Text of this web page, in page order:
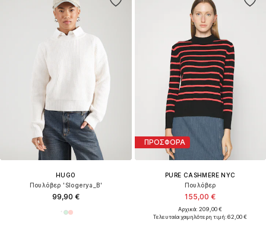
HUGO
Πουλόβερ 'Slogerya_B'
99,90 €
ΠΡΟΣΦΟΡΑ
PURE CASHMERE NYC
Πουλόβερ
155,00 €
Αρχικά: 209,00 €
Τελευταία χαμηλότερη τιμή:62,00 €